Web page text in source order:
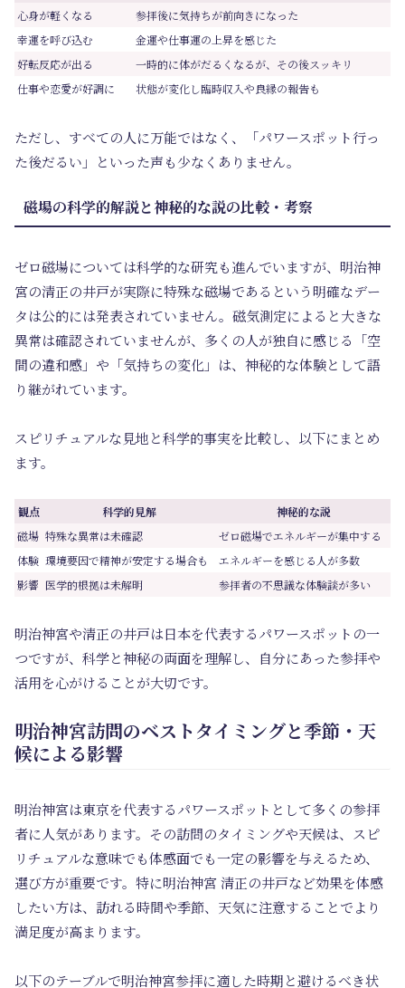
心身が軽くなる
参拝後に気持ちが前向きになった
幸運を呼び込む
金運や仕事運の上昇を感じた
好転反応が出る
一時的に体がだるくなるが、その後スッキリ
仕事や恋愛が好調に
状態が変化し臨時収入や良縁の報告も
ただし、すべての人に万能ではなく、「パワースポット行っ
た後だるい」といった声も少なくありません。
磁場の科学的解説と神秘的な説の比較・考察
ゼロ磁場については科学的な研究も進んでいますが、明治神
宮の清正の井戸が実際に特殊な磁場であるという明確なデー
タは公的には発表されていません。磁気測定によると大きな
異常は確認されていませんが、多くの人が独自に感じる「空
間の違和感」や「気持ちの変化」は、神秘的な体験として語
り継がれています。
スピリチュアルな見地と科学的事実を比較し、以下にまとめ
ます。
観点 科学的見解
神秘的な説
磁場 特殊な異常は未確認
ゼロ磁場でエネルギーが集中する
体験 環境要因で精神が安定する場合も
エネルギーを感じる人が多数
影響 医学的根拠は未解明 参拝者の不思議な体験談が多い
明治神宮や清正の井戸は日本を代表するパワースポットの一
つですが、科学と神秘の両面を理解し、自分にあった参拝や
活用を心がけることが大切です。
明治神宮訪問のベストタイミングと季節・天
候による影響
明治神宮は東京を代表するパワースポットとして多くの参拝
者に人気があります。その訪問のタイミングや天候は、スピ
リチュアルな意味でも体感面でも一定の影響を与えるため、
選び方が重要です。特に明治神宮 清正の井戸など効果を体感
したい方は、訪れる時間や季節、天気に注意することでより
満足度が高まります。
以下のテーブルで明治神宮参拝に適した時期と避けるべき状